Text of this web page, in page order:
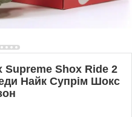
Supreme Shox Ride 2
Найк Супрім Шокс